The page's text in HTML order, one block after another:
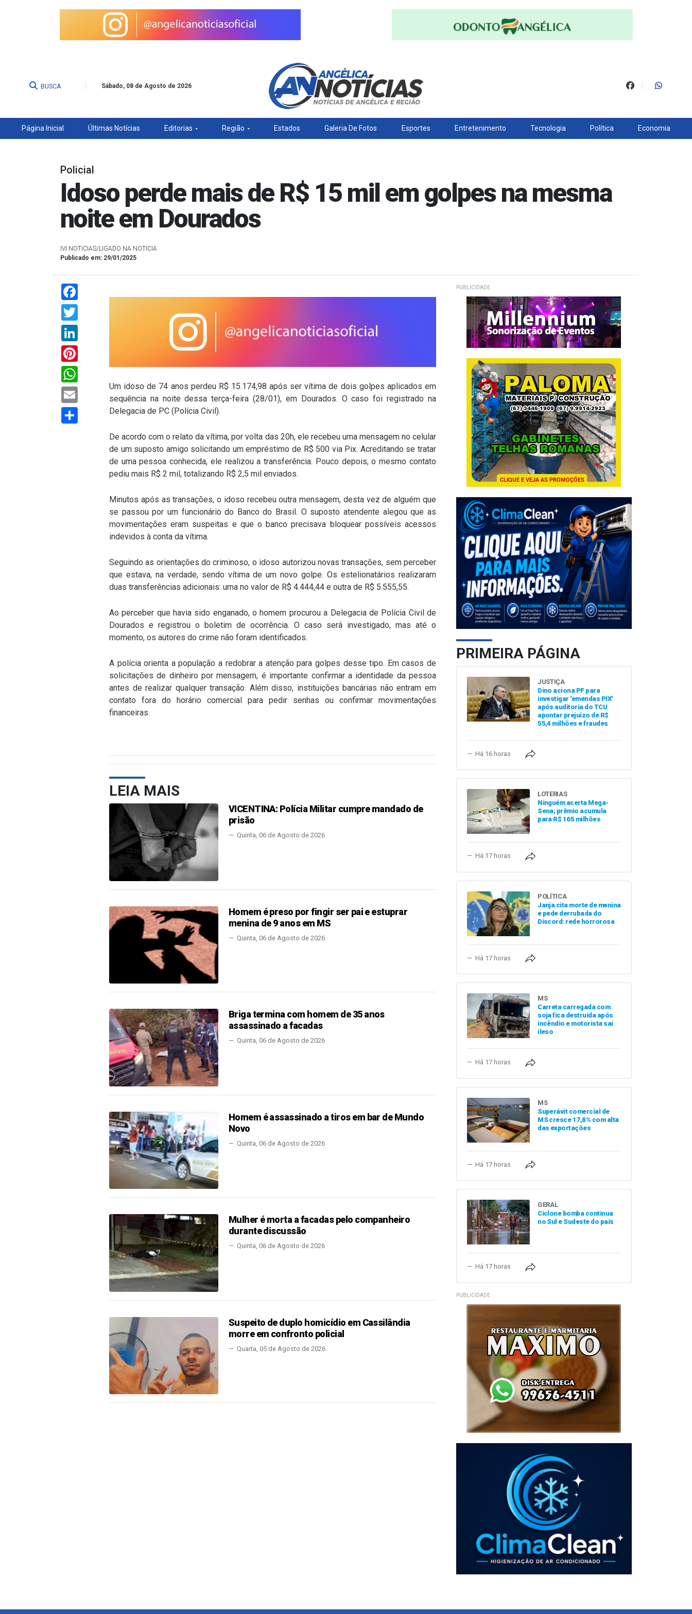
BUSCA Sábado, 08 de Agosto de 2026
Página Inicial Últimas Notícias Editorias Região Estados Galeria De Fotos Esportes Entretenimento Tecnologia Política Economia
Policial
Idoso perde mais de R$ 15 mil em golpes na mesma
noite em Dourados
IVI NOTíCIAS/LIGADO NA NOTICIA
Publicado em: 29/01/2025
WhatsApp
Compartilhar
Um idoso de 74 anos perdeu R$ 15.174,98 após ser vítima de dois golpes aplicados em
sequência na noite dessa terça-feira (28/01), em Dourados. O caso foi registrado na
Delegacia de PC (Polícia Civil).
De acordo com o relato da vítima, por volta das 20h, ele recebeu uma mensagem no celular
de um suposto amigo solicitando um empréstimo de R$ 500 via Pix. Acreditando se tratar
de uma pessoa conhecida, ele realizou a transferência. Pouco depois, o mesmo contato
pediu mais R$ 2 mil, totalizando R$ 2,5 mil enviados.
Minutos após as transações, o idoso recebeu outra mensagem, desta vez de alguém que
se passou por um funcionário do Banco do Brasil. O suposto atendente alegou que as
movimentações eram suspeitas e que o banco precisava bloquear possíveis acessos
indevidos à conta da vítima.
Seguindo as orientações do criminoso, o idoso autorizou novas transações, sem perceber
que estava, na verdade, sendo vítima de um novo golpe. Os estelionatários realizaram
duas transferências adicionais: uma no valor de R$ 4.444,44 e outra de R$ 5.555,55.
Ao perceber que havia sido enganado, o homem procurou a Delegacia de Polícia Civil de
Dourados e registrou o boletim de ocorrência. O caso será investigado, mas até o
momento, os autores do crime não foram identificados.
A polícia orienta a população a redobrar a atenção para golpes desse tipo. Em casos de
solicitações de dinheiro por mensagem, é importante confirmar a identidade da pessoa
antes de realizar qualquer transação. Além disso, instituições bancárias não entram em
contato fora do horário comercial para pedir senhas ou confirmar movimentações
financeiras.
LEIA MAIS
VICENTINA: Polícia Militar cumpre mandado de
prisão
Quinta, 06 de Agosto de 2026
Homem é preso por fingir ser pai e estuprar
menina de 9 anos em MS
Quinta, 06 de Agosto de 2026
Briga termina com homem de 35 anos
assassinado a facadas
Quinta, 06 de Agosto de 2026
Homem é assassinado a tiros em bar de Mundo
Novo
Quinta, 06 de Agosto de 2026
Mulher é morta a facadas pelo companheiro
durante discussão
Quinta, 06 de Agosto de 2026
Suspeito de duplo homicídio em Cassilândia
morre em confronto policial
Quarta, 05 de Agosto de 2026
PUBLICIDADE
PRIMEIRA PÁGINA
JUSTIÇA
Dino aciona PF para
investigar 'emendas PIX'
após auditoria do TCU
apontar prejuízo de R$
55,4 milhões e fraudes
Há 16 horas
LOTERIAS
Ninguém acerta Mega-
Sena; prêmio acumula
para R$ 165 milhões
Há 17 horas
POLÍTICA
Janja cita morte de menina
e pede derrubada do
Discord: rede horrorosa
Há 17 horas
MS
Carreta carregada com
soja fica destruída após
incêndio e motorista sai
ileso
Há 17 horas
MS
Superávit comercial de
MS cresce 17,8% com alta
das exportações
Há 17 horas
GERAL
Ciclone bomba continua
no Sul e Sudeste do país
Há 17 horas
PUBLICIDADE